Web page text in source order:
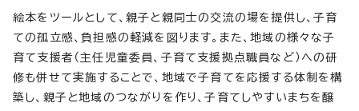
絵本をツールとして、親子と親同士の交流の場を提供し、子育
ての孤立感、負担感の軽減を図ります。また、地域の様々な子
育て支援者（主任児童委員、子育て支援拠点職員など）への研
修も併せて実施することで、地域で子育てを応援する体制を構
築し、親子と地域のつながりを作り、子育てしやすいまちを醸